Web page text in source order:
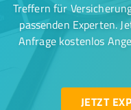
Treffern für
passenden Experten.
Anfrage kostenlos
JETZT